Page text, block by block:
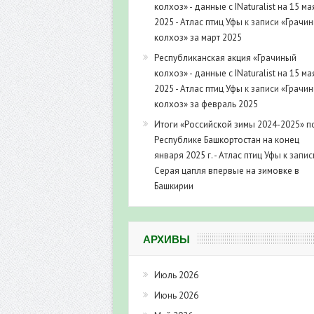
колхоз» - данные с INaturalist на 15
2025 - Атлас птиц Уфы к записи
колхоз» за март 2025
Республиканская акция «Грачиный
колхоз» - данные с INaturalist на 15
2025 - Атлас птиц Уфы к записи
колхоз» за февраль 2025
Итоги «Российской зимы 2024-2025»
Республике Башкортостан на конец
января 2025 г. - Атлас птиц Уфы к
Серая цапля впервые на зимовке в
Башкирии
АРХИВЫ
Июль 2026
Июнь 2026